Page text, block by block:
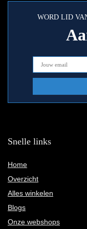
WORD LID
Snelle links
Home
Overzicht
Alles winkelen
Blogs
Onze webshops